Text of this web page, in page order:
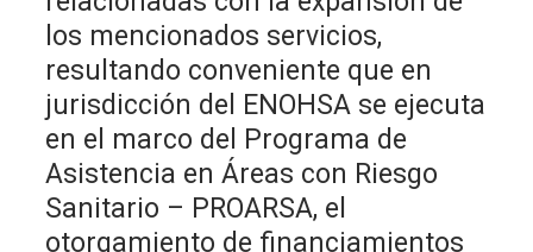
los mencionados servicios,
resultando conveniente que en
jurisdicción del ENOHSA se ejecuta
en el marco del Programa de
Asistencia en Áreas con Riesgo
Sanitario – PROARSA, el
otorgamiento de financiamientos